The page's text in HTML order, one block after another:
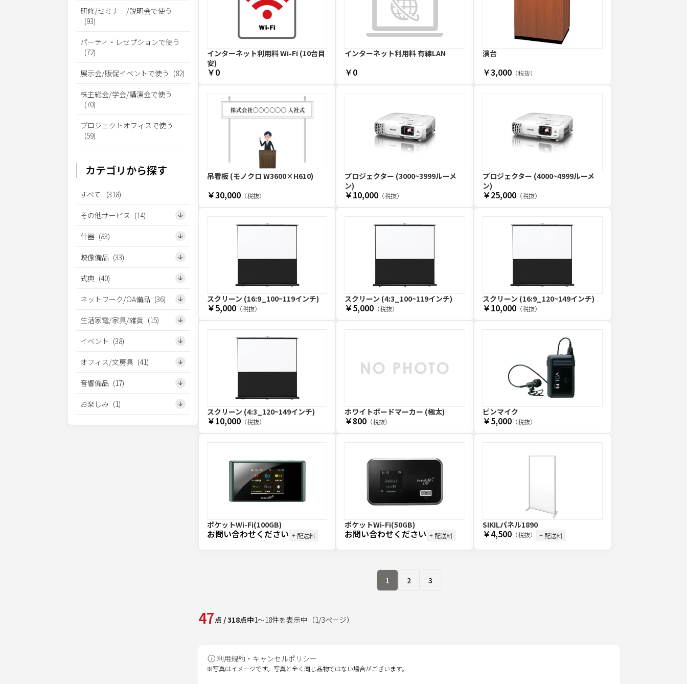
研修/セミナー/説明会で使う
(93)
パーティ・レセプションで使う
(72)
展示会/販促イベントで使う (82)
株主総会/学会/講演会で使う
(70)
プロジェクトオフィスで使う
(59)
カテゴリから探す
すべて (318)
その他サービス (14)
什器 (83)
映像備品 (33)
式典 (40)
ネットワーク/OA備品 (36)
生活家電/家具/雑貨 (15)
イベント (38)
オフィス/文房具 (41)
音響備品 (17)
お楽しみ (1)
インターネット利用料 Wi-Fi (10台目
安)
￥0
インターネット利用料 有線LAN
￥0
演台
￥3,000（税抜）
吊看板 (モノクロ W3600×H610)
￥30,000 （税抜）
プロジェクター (3000~3999ルーメ
ン)
￥10,000 （税抜）
プロジェクター (4000~4999ルーメ
ン)
￥25,000（税抜）
スクリーン (16:9_100~119インチ)
￥5,000 （税抜）
スクリーン (4:3_100~119インチ)
￥5,000 （税抜）
スクリーン (16:9_120~149インチ)
￥10,000（税抜）
スクリーン (4:3_120~149インチ)
￥10,000 （税抜）
ホワイトボードマーカー (極太)
￥800 （税抜）
ピンマイク
￥5,000（税抜）
ポケットWi-Fi(100GB)
お問い合わせください + 配送料
ポケットWi-Fi(50GB)
お問い合わせください + 配送料
SIKILパネル1890
￥4,500（税抜） + 配送料
1 2 3
47点 /318点中1～18件を表示中 （1/3ページ）
利用規約・キャンセルポリシー
※写真はイメージです。写真と全く同じ品物ではない場合がございます。